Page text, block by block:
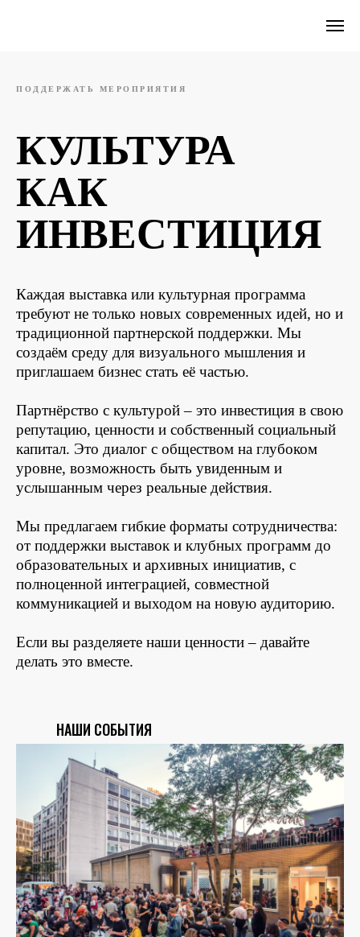
ПОДДЕРЖАТЬ МЕРОПРИЯТИЯ
КУЛЬТУРА
КАК
ИНВЕСТИЦИЯ
Каждая выставка или культурная программа
требуют не только новых современных идей, но и
традиционной партнерской поддержки. Мы
создаём среду для визуального мышления и
приглашаем бизнес стать её частью.
Партнёрство с культурой – это инвестиция в свою
репутацию, ценности и собственный социальный
капитал. Это диалог с обществом на глубоком
уровне, возможность быть увиденным и
услышанным через реальные действия.
Мы предлагаем гибкие форматы сотрудничества:
от поддержки выставок и клубных программ до
образовательных и архивных инициатив, с
полноценной интеграцией, совместной
коммуникацией и выходом на новую аудиторию.
Если вы разделяете наши ценности – давайте
делать это вместе.
НАШИ СОБЫТИЯ